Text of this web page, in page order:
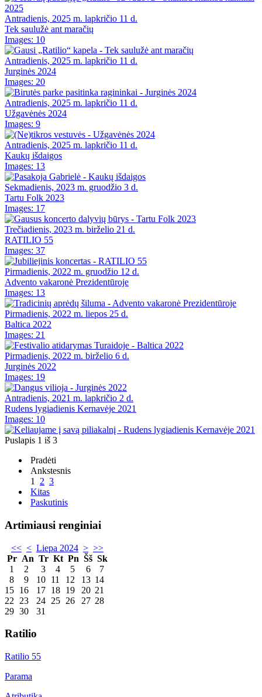
Antradienis, 2025 m. lapkričio 11 d.
Tek saulužė ant maračių
Images: 10
Antradienis, 2025 m. lapkričio 11 d.
Jurginės 2024
Images: 20
Antradienis, 2025 m. lapkričio 11 d.
Užgavėnės 2024
Images: 9
Antradienis, 2025 m. lapkričio 11 d.
Kaukų išdaigos
Images: 13
Sekmadienis, 2023 m. gruodžio 3 d.
Tartu Folk 2023
Images: 17
Trečiadienis, 2023 m. birželio 21 d.
RATILIO 55
Images: 37
Pirmadienis, 2022 m. gruodžio 12 d.
Advento vakaronė Prezidentūroje
Images: 13
Pirmadienis, 2022 m. liepos 25 d.
Baltica 2022
Images: 21
Pirmadienis, 2022 m. birželio 6 d.
Jurginės 2022
Images: 19
Antradienis, 2021 m. lapkričio 2 d.
Rudens lygiadienis Kernavėje 2021
Images: 10
Puslapis 1 iš 3
Pradėti
Ankstesnis
1
2 3
Kitas
Paskutinis
Artimiausi renginiai
<< < Liepa 2024 > >>
Pr An Tr Kt Pn Šš Sk
1
2 3 4 5 6
7
8
9 10 11 12 13 14
15 16 17 18 19 20 21
22
23 24 25 26 27 28
29 30 31
Ratilio
Ratilio 55
Parama